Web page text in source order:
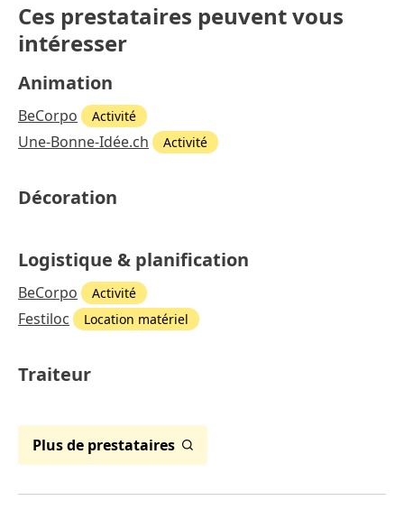
Ces prestataires peuvent vous
intéresser
Animation
BeCorpo Activité
Une-Bonne-Idée.ch Activité
Décoration
Logistique & planification
BeCorpo Activité
Festiloc Location matériel
Traiteur
Plus de prestataires